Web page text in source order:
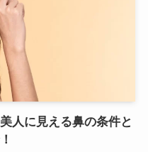
人に見える鼻の条件と